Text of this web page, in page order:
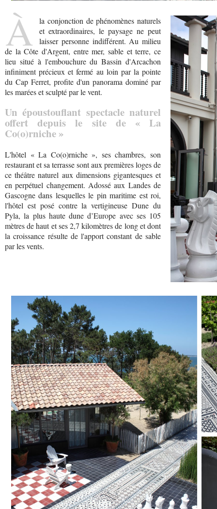
À
la conjonction de phénomènes naturels
et extraordinaires, le paysage ne peut
laisser personne indifférent. Au milieu
de la Côte d'Argent, entre mer, sable et terre, ce
lieu situé à l'embouchure du Bassin d'Arcachon
infiniment précieux et fermé au loin par la pointe
du Cap Ferret, profite d'un panorama dominé par
les marées et sculpté par le vent.
Un époustouflant spectacle naturel
offert depuis le site de « La
Co(o)rniche »
L'hôtel « La Co(o)rniche », ses chambres, son
restaurant et sa terrasse sont aux premières loges de
ce théâtre naturel aux dimensions gigantesques et
en perpétuel changement. Adossé aux Landes de
Gascogne dans lesquelles le pin maritime est roi,
l'hôtel est posé contre la vertigineuse Dune du
Pyla, la plus haute dune d’Europe avec ses 105
mètres de haut et ses 2,7 kilomètres de long et dont
la croissance résulte de l'apport constant de sable
par les vents.